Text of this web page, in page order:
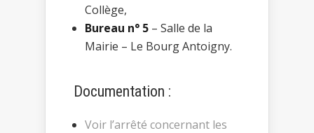
Collège,
Bureau n° 5 – Salle de la
Mairie – Le Bourg Antoigny.
Documentation :
Voir l’arrêté concernant les